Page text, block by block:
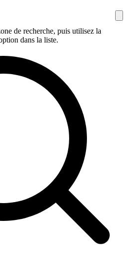
de recherche, puis utilisez la
dans la liste.